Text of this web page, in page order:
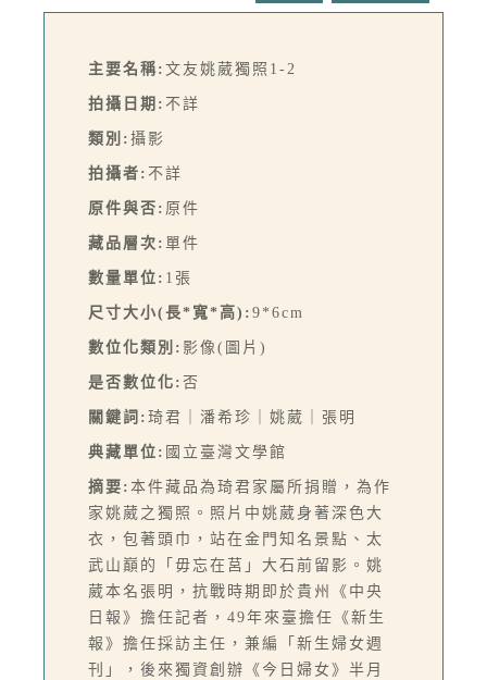
主要名稱: 文友姚葳獨照1-2
拍攝日期: 不詳
類別: 攝影
拍攝者: 不詳
原件與否: 原件
藏品層次: 單件
數量單位: 1張
尺寸大小(長*寬*高): 9*6cm
數位化類別: 影像(圖片)
是否數位化: 否
關鍵詞: 琦君｜潘希珍｜姚葳｜張明
典藏單位: 國立臺灣文學館
摘要: 本件藏品為琦君家屬所捐贈，為作
家姚葳之獨照。照片中姚葳身著深色大
衣，包著頭巾，站在金門知名景點、太
武山巔的「毋忘在莒」大石前留影。姚
葳本名張明，抗戰時期即於貴州《中央
日報》擔任記者，49年來臺擔任《新生
報》擔任採訪主任，兼編「新生婦女週
刊」，後來獨資創辦《今日婦女》半月